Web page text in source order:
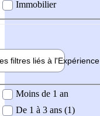
Immobilier
filtres liés à l'Expérience
demandée
Moins de 1 an
De 1 à 3 ans (1)